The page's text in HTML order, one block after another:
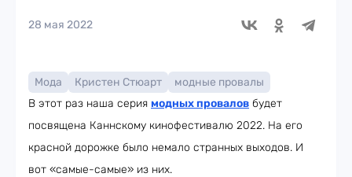
28 мая 2022
Мода Кристен Стюарт
модные провалы
В этот раз наша серия модных провалов будет
посвящена Каннскому кинофестивалю 2022. На его
красной дорожке было немало странных выходов. И
вот «самые-самые» из них.